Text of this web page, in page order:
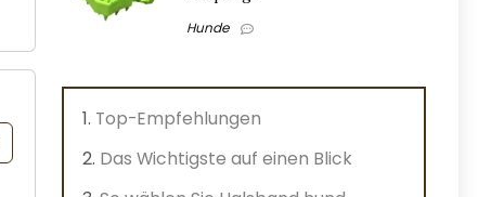
Hunde
Top-Empfehlungen
Das Wichtigste auf einen Blick